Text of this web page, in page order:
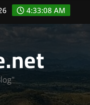
4:33:09 AM